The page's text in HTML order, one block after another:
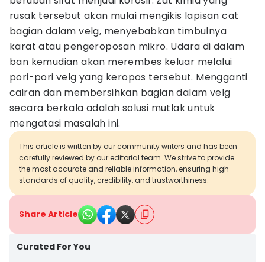
rusak tersebut akan mulai mengikis lapisan cat
bagian dalam velg, menyebabkan timbulnya
karat atau pengeroposan mikro. Udara di dalam
ban kemudian akan merembes keluar melalui
pori-pori velg yang keropos tersebut. Mengganti
cairan dan membersihkan bagian dalam velg
secara berkala adalah solusi mutlak untuk
mengatasi masalah ini.
This article is written by our community writers and has been
carefully reviewed by our editorial team. We strive to provide
the most accurate and reliable information, ensuring high
standards of quality, credibility, and trustworthiness.
Share Article
Curated For You